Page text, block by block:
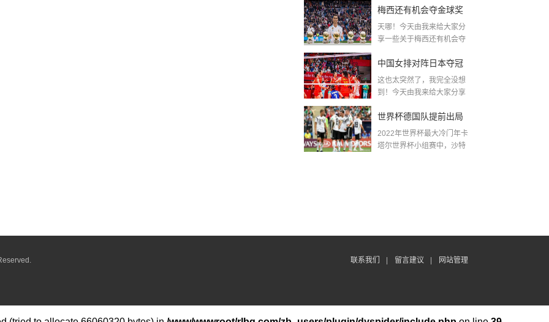
梅西还有机会夺金球奖
〖梅老七什么梗〗
天哪！今天由我来给大家分
享一些关于梅西还有机会夺
中国女排对阵日本夺冠
了吗〖中国女排3 0复仇
这也太突然了，我完全没想
到！今天由我来给大家分享
世界杯德国队提前出局
吗,2018年世界杯德国战
2022年世界杯最大冷门年卡
塔尔世界杯小组赛中，沙特
联系我们 留言建议 网站管理